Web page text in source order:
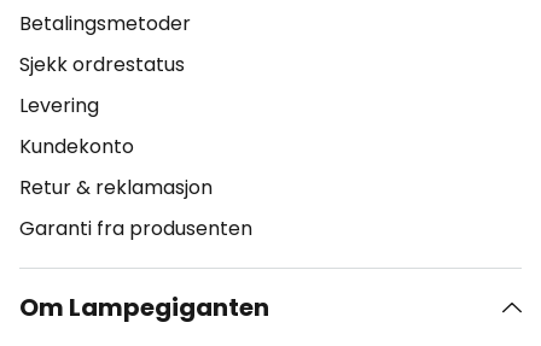
Betalingsmetoder
Sjekk ordrestatus
Levering
Kundekonto
Retur & reklamasjon
Garanti fra produsenten
Om Lampegiganten